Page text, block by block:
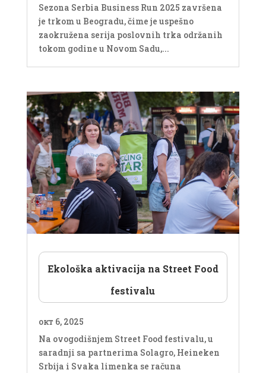
Sezona Serbia Business Run 2025 završena
je trkom u Beogradu, čime je uspešno
zaokružena serija poslovnih trka održanih
tokom godine u Novom Sadu,...
Ekološka aktivacija na Street Food
festivalu
окт 6, 2025
Na ovogodišnjem Street Food festivalu, u
saradnji sa partnerima Solagro, Heineken
Srbija i Svaka limenka se računa